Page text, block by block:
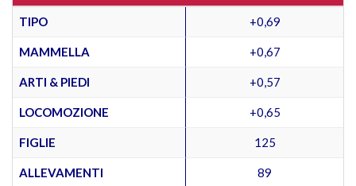
TIPO +0,69
MAMMELLA +0,67
ARTI & PIEDI +0,57
LOCOMOZIONE +0,65
FIGLIE 125
ALLEVAMENTI 89